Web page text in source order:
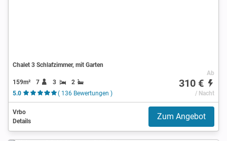
Chalet 3 Schlafzimmer, mit Garten
159m² 7 3
2
5.0
( 136 Bewertungen )
Ab
310 €
/ Nacht
Vrbo
Details
Zum Angebot